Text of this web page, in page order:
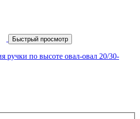
Быстрый просмотр
ручки по высоте овал-овал 20/30-